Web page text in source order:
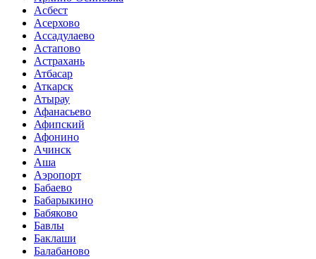
Асбест
Асерхово
Ассадулаево
Астапово
Астрахань
Атбасар
Аткарск
Атырау
Афанасьево
Афипский
Афонино
Ачинск
Аша
Аэропорт
Бабаево
Бабарыкино
Бабяково
Бавлы
Баклаши
Балабаново